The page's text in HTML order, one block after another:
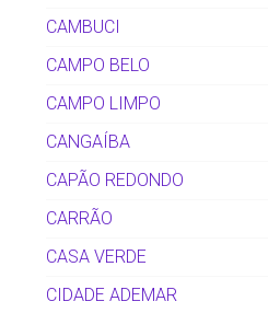
CAMBUCI
CAMPO BELO
CAMPO LIMPO
CANGAÍBA
CAPÃO REDONDO
CARRÃO
CASA VERDE
CIDADE ADEMAR